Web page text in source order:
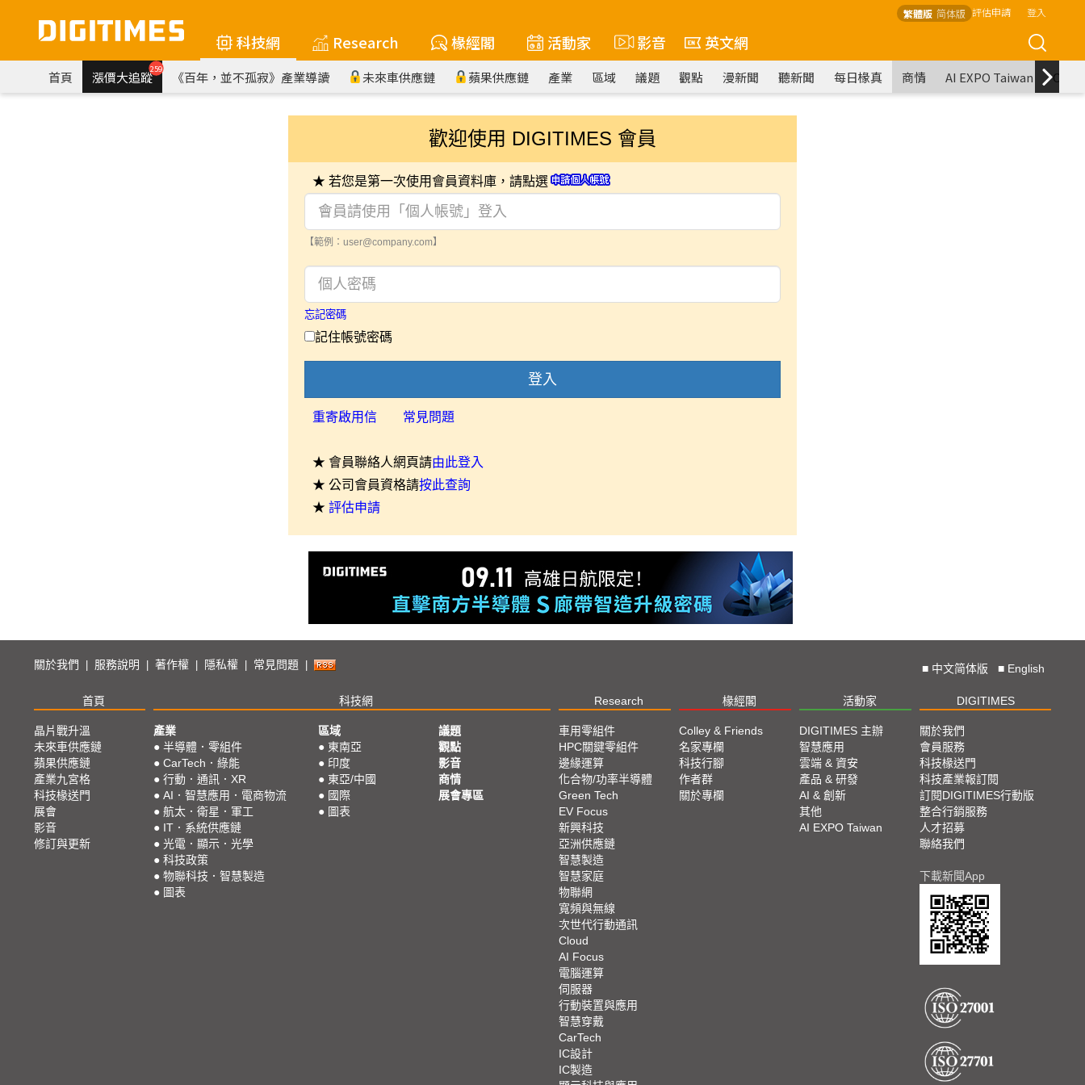
繁體版 简体版 評估申請 登入
科技網 Research 椽經閣 活動家 影音 英文網
首頁 漲價大追蹤259 《百年，並不孤寂》產業導讀 未來車供應鏈 蘋果供應鏈 產業 區域 議題 觀點 漫新聞 聽新聞 每日椽真 商情 AI EXPO Taiwan
歡迎使用 DIGITIMES 會員
★ 若您是第一次使用會員資料庫，請點選
【範例：user@company.com】
忘記密碼
記住帳號密碼
登入
重寄啟用信 常見問題
★ 會員聯絡人網頁請由此登入
★ 公司會員資格請按此查詢
★ 評估申請
關於我們 服務說明 著作權 隱私權 常見問題 ■ 中文简体版 ■ English
首頁 科技網 Research 椽經閣 活動家 DIGITIMES
晶片戰升溫
未來車供應鏈
蘋果供應鏈
產業九宮格
科技椽送門
展會
影音
修訂與更新
產業
● 半導體．零組件
● CarTech．綠能
● 行動．通訊．XR
● AI．智慧應用．電商物流
● 航太．衛星．軍工
● IT．系統供應鏈
● 光電．顯示．光學
● 科技政策
● 物聯科技．智慧製造
● 圖表
區域
● 東南亞
● 印度
● 東亞/中國
● 國際
● 圖表
議題
觀點
影音
商情
展會專區
車用零組件
HPC關鍵零組件
邊緣運算
化合物/功率半導體
Green Tech
EV Focus
新興科技
亞洲供應鏈
智慧製造
智慧家庭
物聯網
寬頻與無線
次世代行動通訊
Cloud
AI Focus
電腦運算
伺服器
行動裝置與應用
智慧穿戴
CarTech
IC設計
IC製造
Colley & Friends
名家專欄
科技行腳
作者群
關於專欄
DIGITIMES 主辦
智慧應用
雲端 & 資安
產品 & 研發
AI & 創新
其他
AI EXPO Taiwan
關於我們
會員服務
科技椽送門
科技產業報訂閱
訂閱DIGITIMES行動版
整合行銷服務
人才招募
聯絡我們
下載新聞App